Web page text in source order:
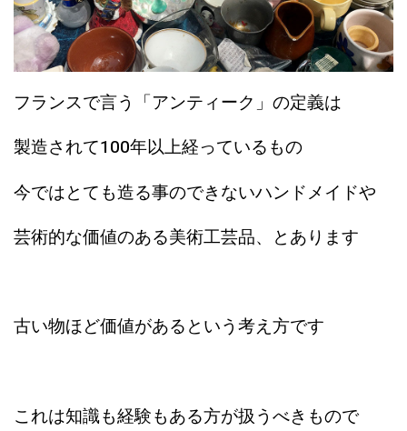
フランスで言う「アンティーク」の定義は
製造されて100年以上経っているもの
今ではとても造る事のできないハンドメイドや
芸術的な価値のある美術工芸品、とあります
古い物ほど価値があるという考え方です
これは知識も経験もある方が扱うべきもので